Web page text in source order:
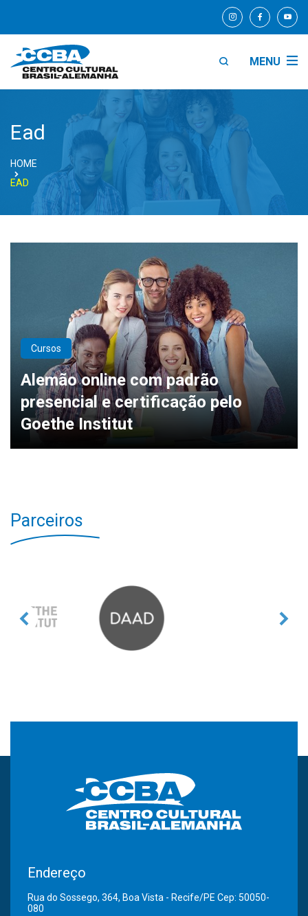
MENU
Ead
HOME
EAD
Cursos
Alemão online com padrão
presencial e certificação pelo
Goethe Institut
Parceiros
Endereço
Rua do Sossego, 364, Boa Vista - Recife/PE Cep: 50050-
080